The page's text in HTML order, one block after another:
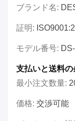
ブランド名:
証明:
モデル番号:
支払いと送料の
最小注文数量:
価格: 交渉可能